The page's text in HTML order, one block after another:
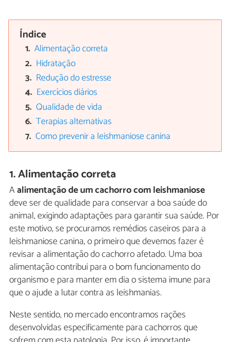
Índice
Alimentação correta
Hidratação
Redução do estresse
Exercícios diários
Qualidade de vida
Terapias alternativas
Como prevenir a leishmaniose canina
1. Alimentação correta
Aalimentação de um cachorro com leishmaniose
deve ser de qualidade para conservar a boa saúde do
animal, exigindo adaptações para garantir sua saúde. Por
este motivo, se procuramos remédios caseiros para a
leishmaniose canina, o primeiro que devemos fazer é
revisar a alimentação do cachorro afetado. Uma boa
alimentação contribui para o bom funcionamento do
organismo e para manter em dia o sistema imune para
que o ajude a lutar contra as leishmanias.
Neste sentido, no mercado encontramos rações
desenvolvidas especificamente para cachorros que